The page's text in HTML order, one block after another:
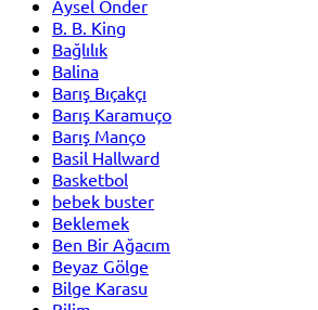
Aysel Önder
B. B. King
Bağlılık
Balina
Barış Bıçakçı
Barış Karamuço
Barış Manço
Basil Hallward
Basketbol
bebek buster
Beklemek
Ben Bir Ağacım
Beyaz Gölge
Bilge Karasu